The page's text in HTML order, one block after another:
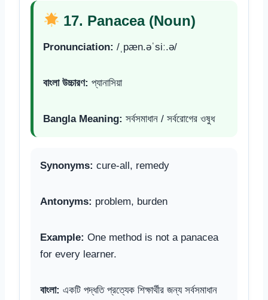
17. Panacea (Noun)
Pronunciation: /ˌpæn.əˈsiː.ə/
বাংলা উচ্চারণ: প্যানাসিয়া
Bangla Meaning: সর্বসমাধান / সর্বরোগের ওষুধ
Synonyms: cure-all, remedy
Antonyms: problem, burden
Example: One method is not a panacea
for every learner.
বাংলা: একটি পদ্ধতি প্রত্যেক শিক্ষার্থীর জন্য সর্বসমাধান